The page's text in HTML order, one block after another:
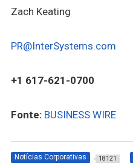
Zach Keating
PR@InterSystems.com
+1 617-621-0700
Fonte: BUSINESS WIRE
Notícias Corporativas 18121